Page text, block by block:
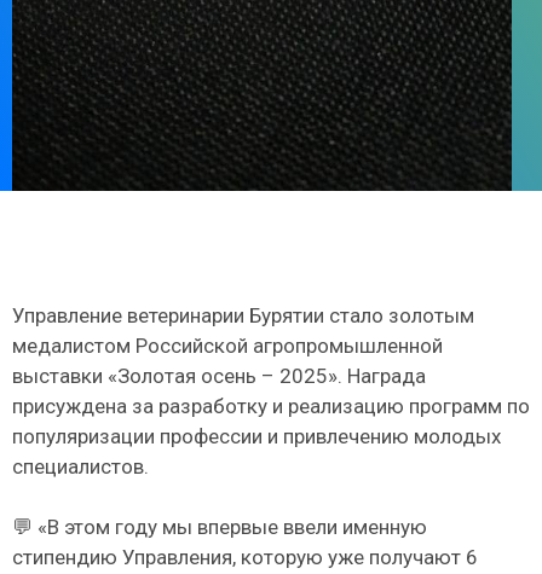
Управление ветеринарии Бурятии стало золотым
медалистом Российской агропромышленной
выставки «Золотая осень – 2025». Награда
присуждена за разработку и реализацию программ по
популяризации профессии и привлечению молодых
специалистов.
💬 «В этом году мы впервые ввели именную
стипендию Управления, которую уже получают 6